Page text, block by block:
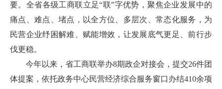
要。全省各级工商联立足“联”字优势，聚焦企业发展中的
痛点、难点、堵点，以全方位、多层次、常态化服务，为
民营企业纾困解难、赋能增效，让发展底气更足、前行步
伐更稳。
今年以来，省工商联举办8期政企对接会，提交26件团
体提案，依托政务中心民营经济综合服务窗口办结410余项